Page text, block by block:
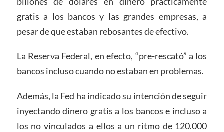
gratis a los bancos y las grandes empresas, a
pesar de que estaban rebosantes de efectivo.
La Reserva Federal, en efecto, “pre-rescató” a los
bancos incluso cuando no estaban en problemas.
Además, la Fed ha indicado su intención de seguir
inyectando dinero gratis a los bancos e incluso a
los no vinculados a ellos a un ritmo de 120.000